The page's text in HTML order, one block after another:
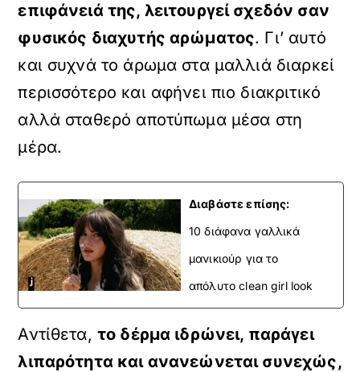
επιφάνειά της, λειτουργεί σχεδόν σαν
φυσικός διαχυτής αρώματος. Γι’ αυτό
και συχνά το άρωμα στα μαλλιά διαρκεί
περισσότερο και αφήνει πιο διακριτικό
αλλά σταθερό αποτύπωμα μέσα στη
μέρα.
Διαβάστε επίσης:
10 διάφανα γαλλικά
μανικιούρ για το
απόλυτο clean girl look
Αντίθετα, το δέρμα ιδρώνει, παράγει
λιπαρότητα και ανανεώνεται συνεχώς,